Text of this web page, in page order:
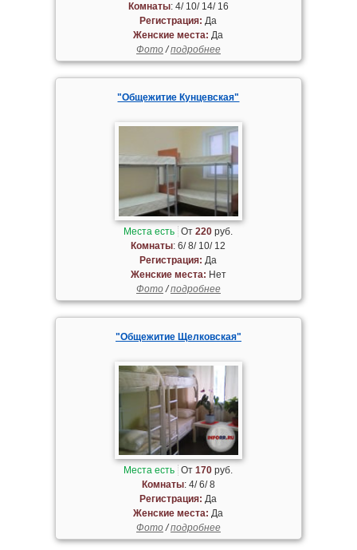
Комнаты: 4/ 10/ 14/ 16
Регистрация: Да
Женские места: Да
Фото/подробнее
"Общежитие Кунцевская"
Места есть От220 руб.
Комнаты: 6/ 8/ 10/ 12
Регистрация: Да
Женские места: Нет
Фото/подробнее
"Общежитие Щелковская"
Места есть От170 руб.
Комнаты: 4/ 6/ 8
Регистрация: Да
Женские места: Да
Фото/подробнее